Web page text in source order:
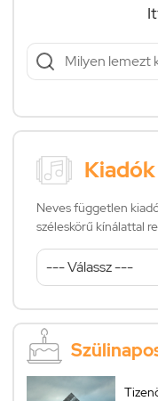
Kiadók
Neves független
széleskörű kínálattal